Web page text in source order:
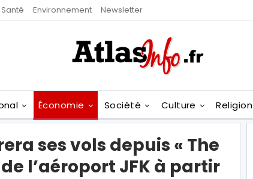
Environnement Newsletter
Économie Société Culture Religion
ses vols depuis « The
l’aéroport JFK à partir